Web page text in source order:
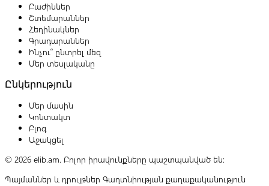
Բաժիններ
Շտեմարաններ
Հեղինակներ
Գրադարաններ
Ինչու՞ ընտրել մեզ
Մեր տեսլականը
Ընկերություն
Մեր մասին
Կոնտակտ
Բլոգ
Աջակցել
© 2026 elib.am. Բոլոր իրավունքները պաշտպանված են:
Պայմաններ և դրույթներ Գաղտնիության քաղաքականություն